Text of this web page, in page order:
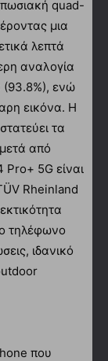
quad-
μια
λεπτά
αναλογία
(93.8%), ενώ
εικόνα. Η
τα
από
5G είναι
Rheinland
τηλέφωνο
ιδανικό
που